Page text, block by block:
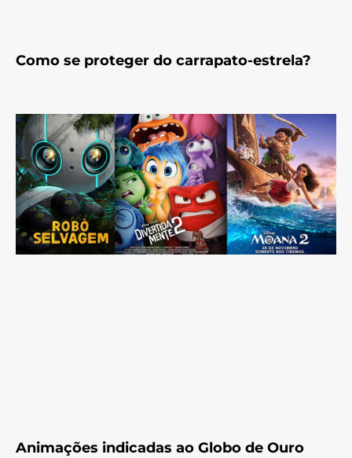
Como se proteger do carrapato-estrela?
Animações indicadas ao Globo de Ouro